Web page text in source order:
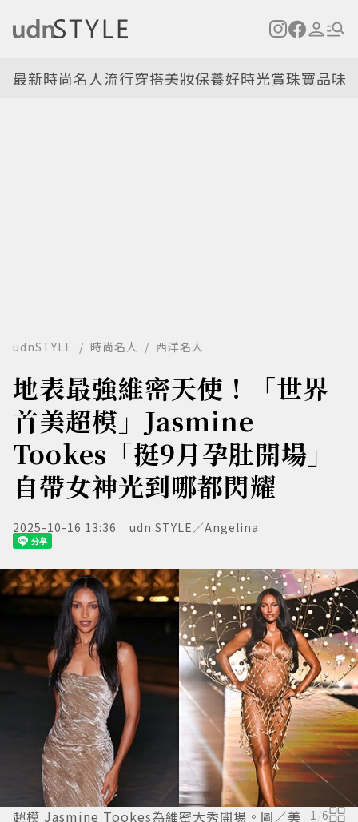
最新時尚名人流行穿搭美妝保養好時光賞珠寶品味
udnSTYLE 時尚名人 西洋名人
地表最強維密天使！「世界
首美超模」Jasmine
Tookes「挺9月孕肚開場」
自帶女神光到哪都閃耀
2025-10-16 13:36 udn STYLE／Angelina
超模 Jasmine Tookes為維密大秀開場。圖／美
1/6